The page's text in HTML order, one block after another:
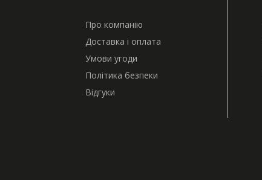
Про компанію
Доставка і оплата
Умови угоди
Політика безпеки
Відгуки